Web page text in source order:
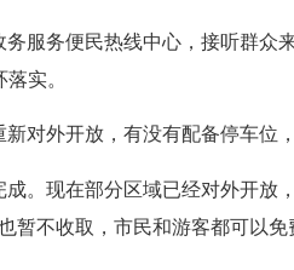
服务便民热线中心，接听群众
实。
对外开放，有没有配备停车位
。现在部分区域已经对外开放
不收取，市民和游客都可以